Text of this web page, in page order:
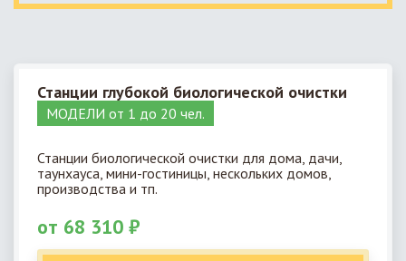
Станции глубокой биологической очистки
МОДЕЛИ от 1 до 20 чел.
Станции биологической очистки для дома, дачи,
таунхауса, мини-гостиницы, нескольких домов,
производства и тп.
от 68 310 ₽